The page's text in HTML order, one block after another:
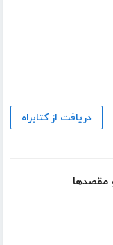
دریافت از کتابراه
مقصدها